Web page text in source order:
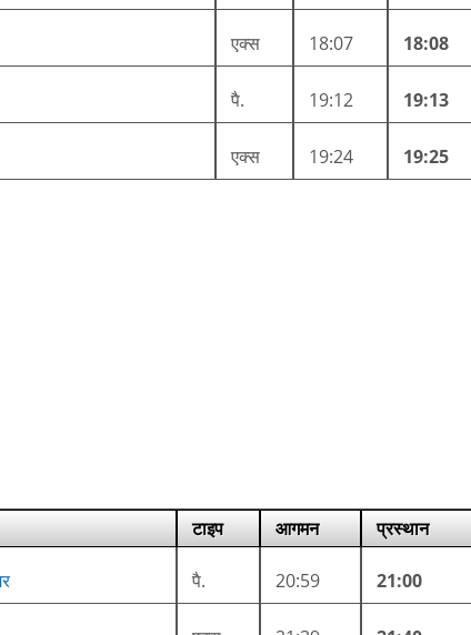
एक्स 18:07 18:08
पै. 19:12 19:13
एक्स 19:24 19:25
टाइप आगमन प्रस्थान
पै. 20:59 21:00